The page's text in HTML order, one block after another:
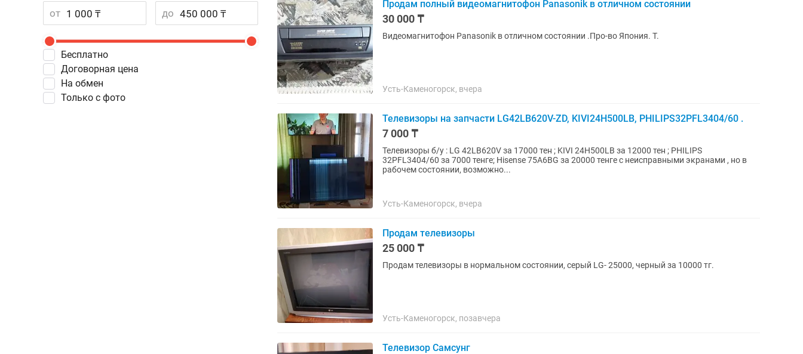
от до
Бесплатно
Договорная цена
На обмен
Только с фото
Продам полный видеомагнитофон Panasonik в отличном состоянии
30 000 ₸
Видеомагнитофон Panasonik в отличном состоянии .Про-во Япония. Т.
Усть-Каменогорск, вчера
Телевизоры на запчасти LG42LB620V-ZD, KIVI24H500LB, PHILIPS32PFL3404/60 .
7 000 ₸
Телевизоры б/у : LG 42LB620V за 17000 тен ; KIVI 24H500LB за 12000 тен ; PHILIPS
32PFL3404/60 за 7000 тенге; Hisense 75A6BG за 20000 тенге с неисправными экранами , но в
рабочем состоянии, возможно...
Усть-Каменогорск, вчера
Продам телевизоры
25 000 ₸
Продам телевизоры в нормальном состоянии, серый LG- 25000, черный за 10000 тг.
Усть-Каменогорск, позавчера
Телевизор Самсунг